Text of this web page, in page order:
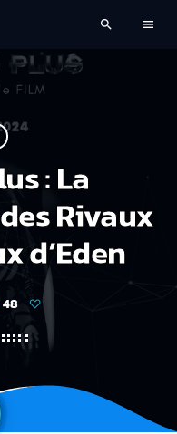
search menu
: La
Rivaux
d’Eden
48